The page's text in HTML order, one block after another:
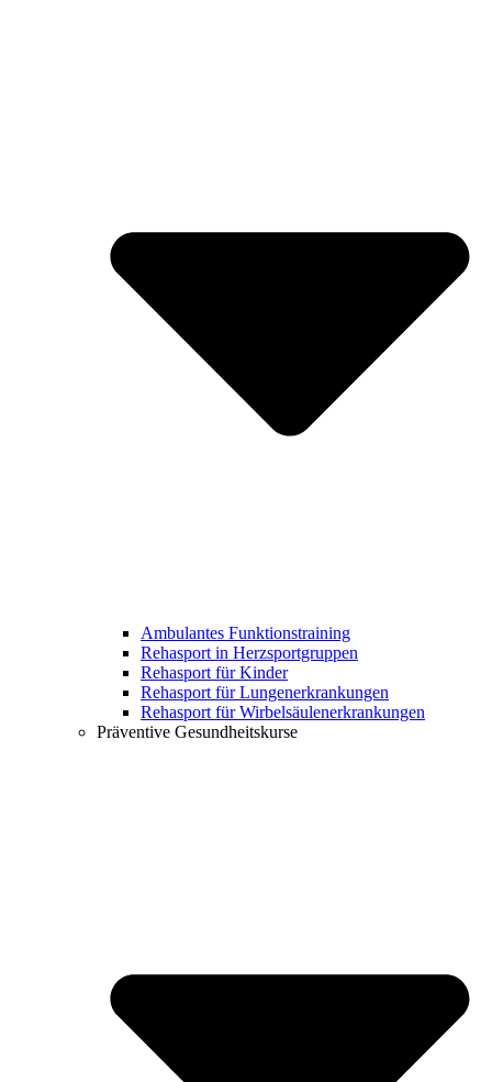
Ambulantes Funktionstraining
Rehasport in Herzsportgruppen
Rehasport für Kinder
Rehasport für Lungenerkrankungen
Rehasport für Wirbelsäulenerkrankungen
Präventive Gesundheitskurse